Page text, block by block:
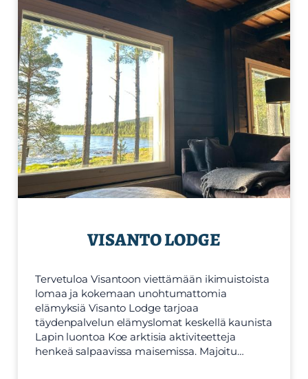
VISANTO LODGE
Tervetuloa Visantoon viettämään ikimuistoista
lomaa ja kokemaan unohtumattomia
elämyksiä Visanto Lodge tarjoaa
täydenpalvelun elämyslomat keskellä kaunista
Lapin luontoa Koe arktisia aktiviteetteja
henkeä salpaavissa maisemissa. Majoitu…